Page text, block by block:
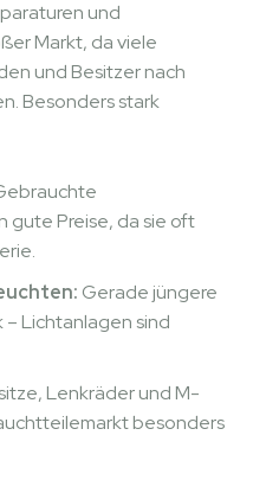
und
Markt, da viele
und Besitzer nach
Besonders stark
Preise, da sie oft
Gerade jüngere
– Lichtanlagen sind
Lenkräder und M-
besonders